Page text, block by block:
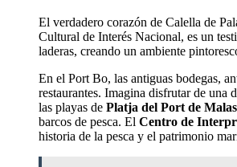
El verdadero corazón de Calella de
Cultural de Interés Nacional, es un
laderas, creando un ambiente
En el Port Bo, las antiguas bodegas,
restaurantes. Imagina disfrutar de una
las playas de Platja del Port de
barcos de pesca. El Centro de
historia de la pesca y el patrimonio